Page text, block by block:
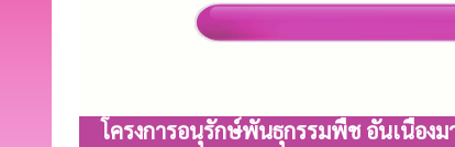
โครงการอนุรักษ์พันธุกรรมพืช อันเนื่อง